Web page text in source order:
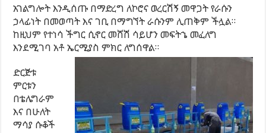
አገልግሎት እንዲሰጡ በማድረግ ለኮሮና ወረርሽኝ መዋጋት የራሱን
ኃላፊነት በመወጣት እና ገቢ በማግኘት ራሱንም ሊጠቅም ችሏል።
ከዚህም የተነሳ ችግር ሲኖር መሸሽ ሳይሆን መፍትኄ መፈለግ
እንደሚገባ አቶ ኤርሚያስ ምክር ለግሰዋል።
ድርጅቱ
ምርቱን
በቴሌግራም
እና በሁለት
ማሳያ ሱቆች